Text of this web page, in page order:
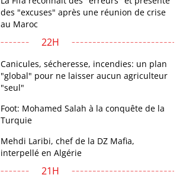
des "excuses" après une réunion de crise
au Maroc
22H
Canicules, sécheresse, incendies: un plan
"global" pour ne laisser aucun agriculteur
"seul"
Foot: Mohamed Salah à la conquête de la
Turquie
Mehdi Laribi, chef de la DZ Mafia,
interpellé en Algérie
21H